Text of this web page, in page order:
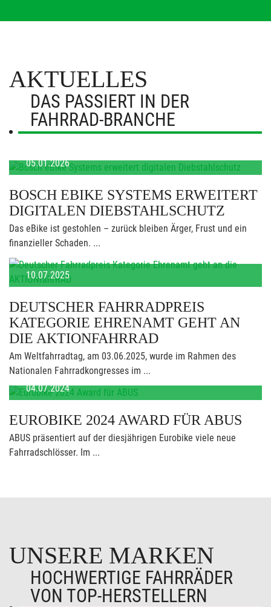
AKTUELLES
DAS PASSIERT IN DER
FAHRRAD-BRANCHE
05.01.2026
BOSCH EBIKE SYSTEMS ERWEITERT
DIGITALEN DIEBSTAHLSCHUTZ
Das eBike ist gestohlen – zurück bleiben Ärger, Frust und ein
finanzieller Schaden. ...
10.07.2025
DEUTSCHER FAHRRADPREIS
KATEGORIE EHRENAMT GEHT AN
DIE AKTIONFAHRRAD
Am Weltfahrradtag, am 03.06.2025, wurde im Rahmen des
Nationalen Fahrradkongresses im ...
04.07.2024
EUROBIKE 2024 AWARD FÜR ABUS
ABUS präsentiert auf der diesjährigen Eurobike viele neue
Fahrradschlösser. Im ...
UNSERE MARKEN
HOCHWERTIGE FAHRRÄDER
VON TOP-HERSTELLERN